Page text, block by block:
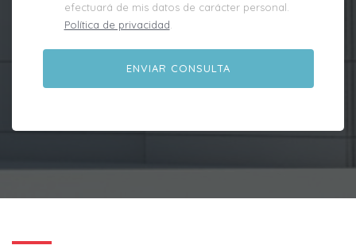
efectuará de mis datos de carácter personal.
Política de privacidad.